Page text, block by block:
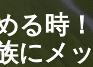
る時
にメ